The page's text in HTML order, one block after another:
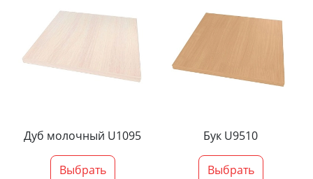
Дуб молочный U1095
Выбрать
Бук U9510
Выбрать